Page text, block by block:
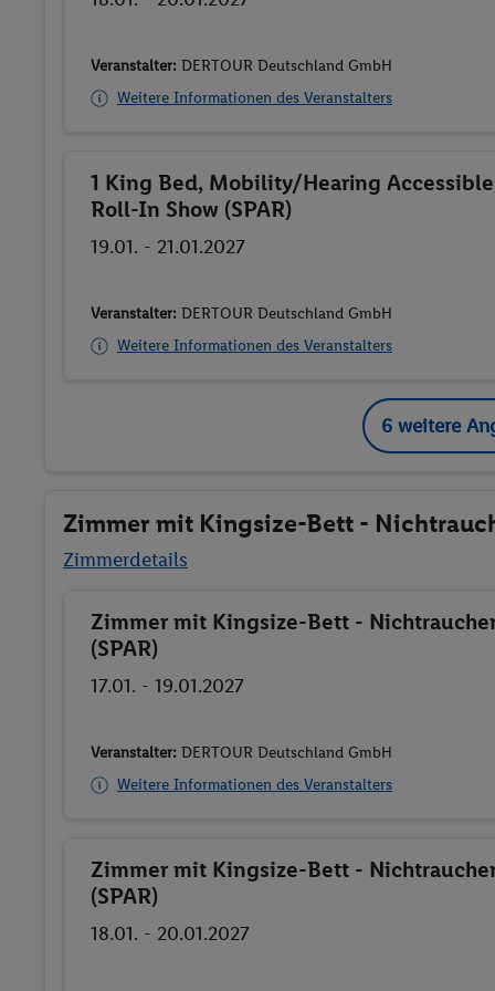
Veranstalter: DERTOUR Deutschland GmbH
Weitere Informationen des Veranstalters
Buchen
1 King Bed, Mobility/Hearing
Roll-In Show (SPAR)
19.01. - 21.01.2027
Veranstalter: DERTOUR Deutschland GmbH
Weitere Informationen des Veranstalters
6 weitere
Zimmer mit Kingsize-Bett -
Zimmerdetails
Buchen
Zimmer mit Kingsize-Bett -
(SPAR)
17.01. - 19.01.2027
Veranstalter: DERTOUR Deutschland GmbH
Weitere Informationen des Veranstalters
Buchen
Zimmer mit Kingsize-Bett -
(SPAR)
18.01. - 20.01.2027